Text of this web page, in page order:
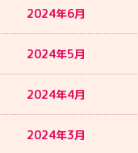
2024年6月
2024年5月
2024年4月
2024年3月